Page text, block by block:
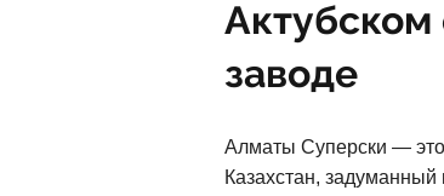
заводе
Алматы Суперски — это
Казахстан, задуманный